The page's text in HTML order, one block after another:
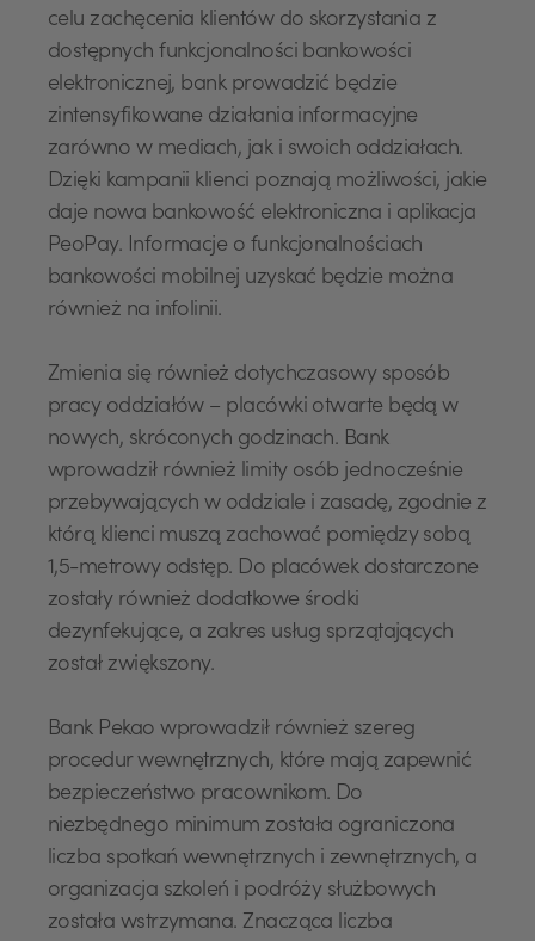
celu zachęcenia klientów do skorzystania z
dostępnych funkcjonalności bankowości
elektronicznej, bank prowadzić będzie
zintensyfikowane działania informacyjne
zarówno w mediach, jak i swoich oddziałach.
Dzięki kampanii klienci poznają możliwości, jakie
daje nowa bankowość elektroniczna i aplikacja
PeoPay. Informacje o funkcjonalnościach
bankowości mobilnej uzyskać będzie można
również na infolinii.
Zmienia się również dotychczasowy sposób
pracy oddziałów – placówki otwarte będą w
nowych, skróconych godzinach. Bank
wprowadził również limity osób jednocześnie
przebywających w oddziale i zasadę, zgodnie z
którą klienci muszą zachować pomiędzy sobą
1,5-metrowy odstęp. Do placówek dostarczone
zostały również dodatkowe środki
dezynfekujące, a zakres usług sprzątających
został zwiększony.
Bank Pekao wprowadził również szereg
procedur wewnętrznych, które mają zapewnić
bezpieczeństwo pracownikom. Do
niezbędnego minimum została ograniczona
liczba spotkań wewnętrznych i zewnętrznych, a
organizacja szkoleń i podróży służbowych
została wstrzymana. Znacząca liczba